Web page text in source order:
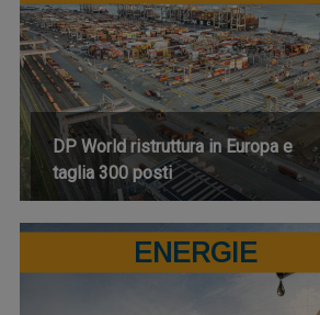
DP World ristruttura in Europa e
taglia 300 posti
ENERGIE